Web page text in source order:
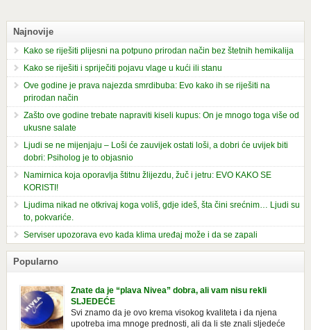
Najnovije
Kako se riješiti plijesni na potpuno prirodan način bez štetnih hemikalija
Kako se riješiti i spriječiti pojavu vlage u kući ili stanu
Ove godine je prava najezda smrdibuba: Evo kako ih se riješiti na
prirodan način
Zašto ove godine trebate napraviti kiseli kupus: On je mnogo toga više od
ukusne salate
Ljudi se ne mijenjaju – Loši će zauvijek ostati loši, a dobri će uvijek biti
dobri: Psiholog je to objasnio
Namirnica koja oporavlja štitnu žlijezdu, žuč i jetru: EVO KAKO SE
KORISTI!
Ljudima nikad ne otkrivaj koga voliš, gdje ideš, šta čini srećnim… Ljudi su
to, pokvariće.
Serviser upozorava evo kada klima uređaj može i da se zapali
Popularno
Znate da je “plava Nivea” dobra, ali vam nisu rekli
SLJEDEĆE
Svi znamo da je ovo krema visokog kvaliteta i da njena
upotreba ima mnoge prednosti, ali da li ste znali sljedeće